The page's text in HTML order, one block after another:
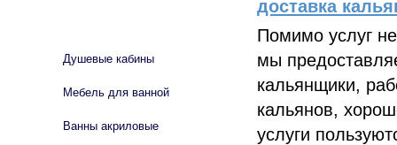
доставка
Помимо услуг
мы
кальянщики,
кальянов,
услуги
Душевые кабины
Мебель для ванной
Ванны акриловые